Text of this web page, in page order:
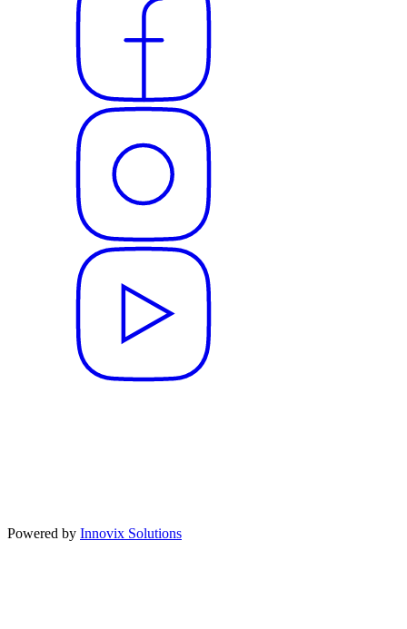
Powered by Innovix Solutions